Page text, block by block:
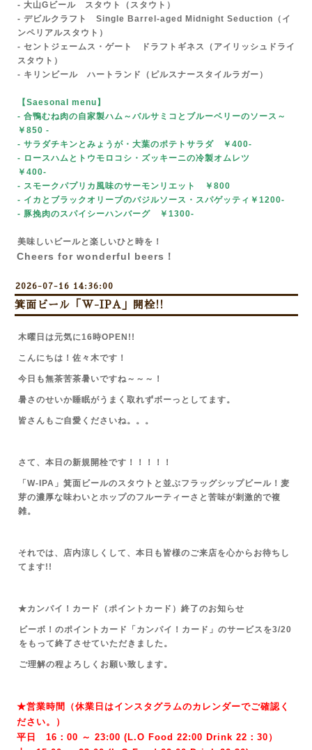
- 大山Gビール スタウト（スタウト）
- デビルクラフト Single Barrel-aged Midnight Seduction（イ
ンペリアルスタウト）
- セントジェームス・ゲート ドラフトギネス（アイリッシュドライ
スタウト）
- キリンビール ハートランド（ピルスナースタイルラガー）
【Saesonal menu 】
- 合鴨むね肉の自家製ハム～バルサミコとブルーベリーのソース～
￥850 -
- サラダチキンとみょうが・大葉のポテトサラダ ￥400-
- ロースハムとトウモロコシ・ズッキーニの冷製オムレツ
￥400-
- スモークパプリカ風味のサーモンリエット ￥800
- イカとブラックオリーブのバジルソース・スパゲッティ￥1200-
- 豚挽肉のスパイシーハンバーグ ￥1300-
美味しいビールと楽しいひと時を！
Cheers for wonderful beers！
2026-07-16 14:36:00
箕面ビール「W-IPA」開栓!!
木曜日は元気に16時OPEN!!
こんにちは！佐々木です！
今日も無茶苦茶暑いですね～～～！
暑さのせいか睡眠がうまく取れずボーっとしてます。
皆さんもご自愛くださいね。。。
さて、本日の新規開栓です！！！！！
「W-IPA」箕面ビールのスタウトと並ぶフラッグシップビール！麦
芽の濃厚な味わいとホップのフルーティーさと苦味が刺激的で複
雑。
それでは、店内涼しくして、本日も皆様のご来店を心からお待ちし
てます!!
★カンパイ！カード（ポイントカード）終了のお知らせ
ビーボ！のポイントカード「カンパイ！カード」のサービスを3/20
をもって終了させていただきました。
ご理解の程よろしくお願い致します。
★営業時間（休業日はインスタグラムのカレンダーでご確認く
ださい。）
平日 16：00 ～ 23:00 (L.O Food 22:00 Drink 22：30）